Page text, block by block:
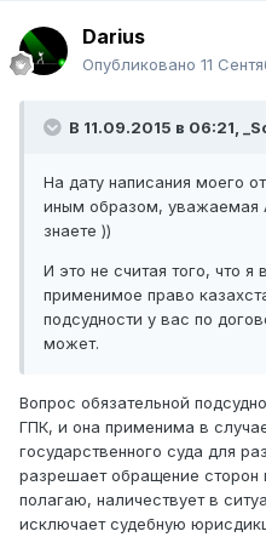
Darius
Опубликовано 11
В 11.09.2015 в 06:21,
На дату написания моего
иным образом, уважаемая
знаете ))
И это не считая того, что
применимое право
подсудности у вас по
может.
Вопрос обязательной
ГПК, и она применима в
государственного суда для
разрешает обращение сторон
полагаю, наличествует в
исключает судебную